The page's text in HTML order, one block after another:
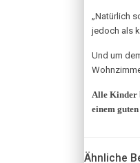
„Natürlich
jedoch als
Und um
Alle Kinder
einem
Ähnliche